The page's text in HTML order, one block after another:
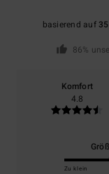
basierend auf
86%
Komfort
4.8
Zu klein